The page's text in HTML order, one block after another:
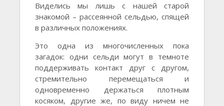
Виделись мы лишь с нашей старой
знакомой – рассеянной сельдью, спящей
в различных положениях.
Это одна из многочисленных пока
загадок: одни сельди могут в темноте
поддерживать контакт друг с другом,
стремительно перемещаться и
одновременно держаться плотным
косяком, другие же, по виду ничем не